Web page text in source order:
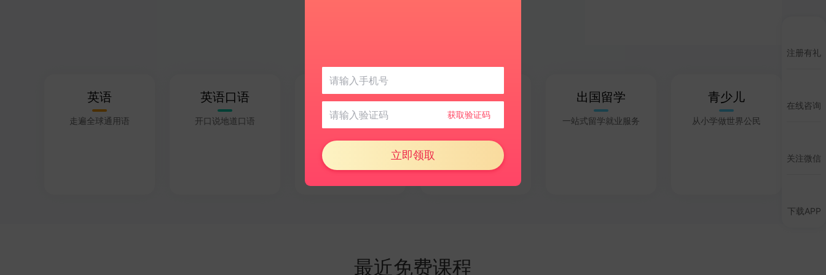
英语
走遍全球通用语
英语口语
开口说地道口语
日语
文化相近好上手
更多语言
探索小众新世界
出国留学
一站式留学就业服务
青少儿
从小学做世界公民
最近免费课程
注册有礼
在线咨询
关注微信
下载APP
获取验证码
立即领取